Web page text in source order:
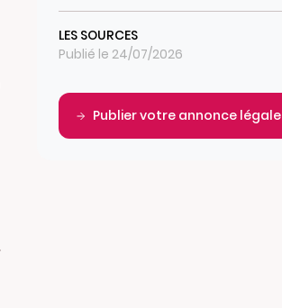
LES SOURCES
Publié le 24/07/2026
Publier votre annonce légale